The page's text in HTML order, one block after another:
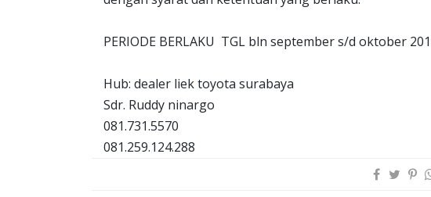
PERIODE BERLAKU TGL bln september s/d oktober
Hub: dealer liek toyota surabaya
Sdr. Ruddy ninargo
081.731.5570
081.259.124.288